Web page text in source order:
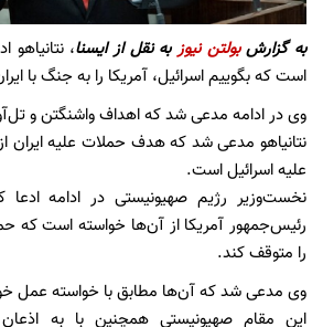
به گزارشبولتن نیوزبه نقل ازایسنا،
است که بگوییم اسرائیل، آمریکا را به جنگ با
وی در ادامه مدعی شد که اهداف واشنگتن و
نتانیاهو مدعی شد که هدف حملات علیه ایران
علیه اسرائیل است.
نخست‌وزیر رژیم صهیونیستی در ادامه ادعا
رئیس‌جمهور آمریکا از آن‌ها خواسته است که
را متوقف کند.
وی مدعی شد که آن‌ها مطابق با خواسته عمل
این مقام صهیونیستی همچنین با به اذعان